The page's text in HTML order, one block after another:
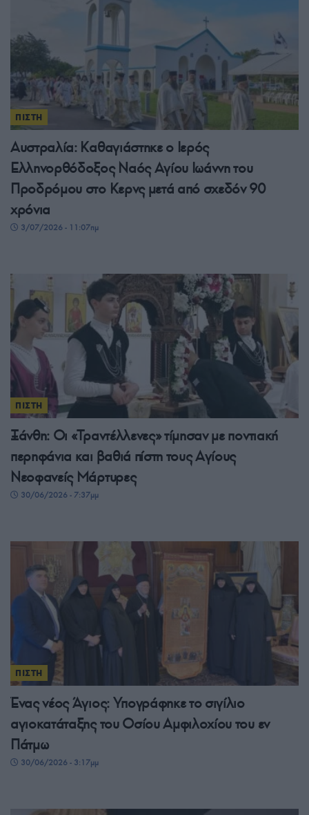
ΠΙΣΤΗ
Αυστραλία: Καθαγιάστηκε ο Ιερός
Ελληνορθόδοξος Ναός Αγίου Ιωάννη του
Προδρόμου στο Κερνς μετά από σχεδόν 90
χρόνια
3/07/2026 - 11:07πμ
ΠΙΣΤΗ
Ξάνθη: Οι «Τραντέλλενες» τίμησαν με ποντιακή
περηφάνια και βαθιά πίστη τους Αγίους
Νεοφανείς Μάρτυρες
30/06/2026 - 7:37μμ
ΠΙΣΤΗ
Ένας νέος Άγιος: Υπογράφηκε το σιγίλιο
αγιοκατάταξης του Οσίου Αμφιλοχίου του εν
Πάτμω
30/06/2026 - 3:17μμ